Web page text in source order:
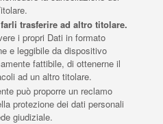
trasferire ad altro titolare.
i propri Dati in formato
e leggibile da dispositivo
fattibile, di ottenerne il
ad un altro titolare.
può proporre un reclamo
protezione dei dati personali
giudiziale.